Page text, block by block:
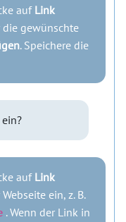
auf Link
gewünschte
. Speichere die
auf Link
ein, z. B.
. Wenn der Link in